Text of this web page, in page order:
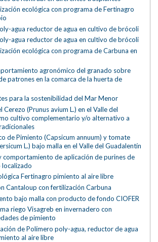
ecológica con programa de Fertinagro
agua reductor de agua en cultivo de brócoli
agua reductor de agua en cultivo de brócoli
ecológica con programa de Carbuna en
agronómico del granado sobre
patrones en la comarca de la huerta de
para la sostenibilidad del Mar Menor
(Prunus avium L.) en el Valle del
cultivo complementario y/o alternativo a
de Pimiento (Capsicum annuum) y tomate
L.) bajo malla en el Valle del Guadalentín
comportamiento de aplicación de purines de
Fertinagro pimiento al aire libre
Cantaloup con fertilización Carbuna
bajo malla con producto de fondo CIOFER
riego Visagreb en invernadero con
de pimiento
de Polímero poly-agua, reductor de agua
al aire libre